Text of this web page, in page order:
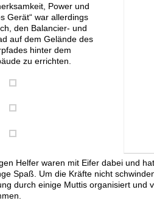
Power und
Gerät“ war allerdings
den Balancier- und
auf dem Gelände des
hinter dem
zu errichten.
Helfer waren mit Eifer dabei und
Spaß. Um die Kräfte nicht
durch einige Muttis organisiert und